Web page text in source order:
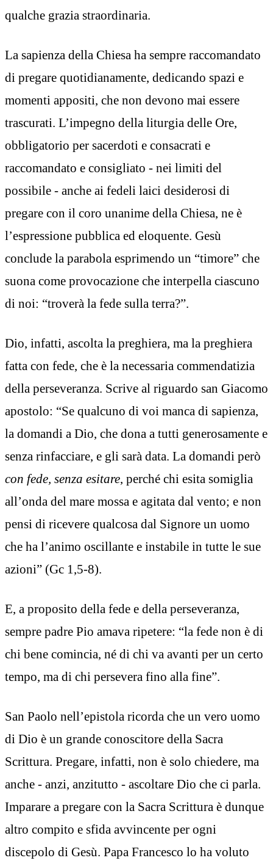
qualche grazia straordinaria.
La sapienza della Chiesa ha sempre raccomandato
di pregare quotidianamente, dedicando spazi e
momenti appositi, che non devono mai essere
trascurati. L’impegno della liturgia delle Ore,
obbligatorio per sacerdoti e consacrati e
raccomandato e consigliato - nei limiti del
possibile - anche ai fedeli laici desiderosi di
pregare con il coro unanime della Chiesa, ne è
l’espressione pubblica ed eloquente. Gesù
conclude la parabola esprimendo un “timore” che
suona come provocazione che interpella ciascuno
di noi: “troverà la fede sulla terra?”.
Dio, infatti, ascolta la preghiera, ma la preghiera
fatta con fede, che è la necessaria commendatizia
della perseveranza. Scrive al riguardo san Giacomo
apostolo: “Se qualcuno di voi manca di sapienza,
la domandi a Dio, che dona a tutti generosamente e
senza rinfacciare, e gli sarà data. La domandi però
con fede, senza esitare, perché chi esita somiglia
all’onda del mare mossa e agitata dal vento; e non
pensi di ricevere qualcosa dal Signore un uomo
che ha l’animo oscillante e instabile in tutte le sue
azioni” (Gc 1,5-8).
E, a proposito della fede e della perseveranza,
sempre padre Pio amava ripetere: “la fede non è di
chi bene comincia, né di chi va avanti per un certo
tempo, ma di chi persevera fino alla fine”.
San Paolo nell’epistola ricorda che un vero uomo
di Dio è un grande conoscitore della Sacra
Scrittura. Pregare, infatti, non è solo chiedere, ma
anche - anzi, anzitutto - ascoltare Dio che ci parla.
Imparare a pregare con la Sacra Scrittura è dunque
altro compito e sfida avvincente per ogni
discepolo di Gesù. Papa Francesco lo ha voluto